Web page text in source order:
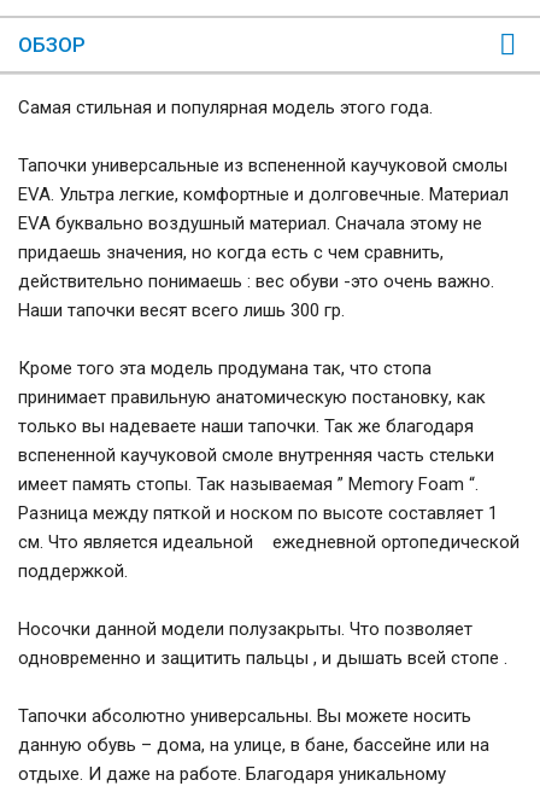
ОБЗОР
Самая стильная и популярная модель этого года.
Тапочки универсальные из вспененной каучуковой смолы
EVA. Ультра легкие, комфортные и долговечные. Материал
EVA буквально воздушный материал. Сначала этому не
придаешь значения, но когда есть с чем сравнить,
действительно понимаешь : вес обуви -это очень важно.
Наши тапочки весят всего лишь 300 гр.
Кроме того эта модель продумана так, что стопа
принимает правильную анатомическую постановку, как
только вы надеваете наши тапочки. Так же благодаря
вспененной каучуковой смоле внутренняя часть стельки
имеет память стопы. Так называемая ” Memory Foam “.
Разница между пяткой и носком по высоте составляет 1
см. Что является идеальной ежедневной ортопедической
поддержкой.
Носочки данной модели полузакрыты. Что позволяет
одновременно и защитить пальцы , и дышать всей стопе .
Тапочки абсолютно универсальны. Вы можете носить
данную обувь – дома, на улице, в бане, бассейне или на
отдыхе. И даже на работе. Благодаря уникальному